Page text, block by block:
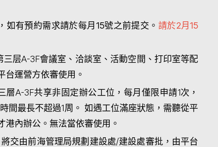
如有預約需求請於每月15號之前提交。 請於2月15
三层A-3F會議室、洽談室、活動空間、打印室等配
台運營方依審使用。
層A-3F共享非固定辦公工位，每月僅限申請1次，
間最長不超過1周。 如遇工位滿座狀態，需聽從平
港內辦公。無法當依審使用。
交由前海管理局規劃建設處/建設處審批，由平台